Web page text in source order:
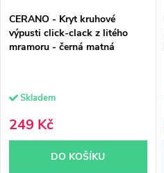
CERANO - Kryt kruhové
výpusti click-clack z litého
mramoru - černá matná
Skladem
249 Kč
DO KOŠÍKU